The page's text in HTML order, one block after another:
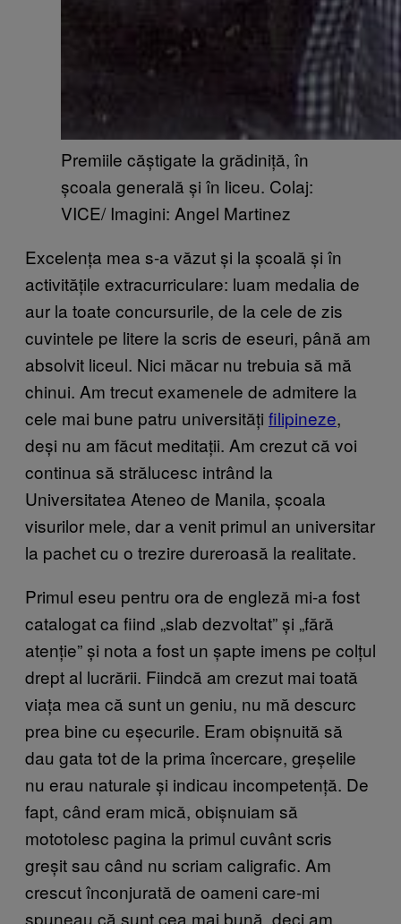
Premiile căștigate la grădiniță, în
școala generală și în liceu. Colaj:
VICE/ Imagini: Angel Martinez
Excelența mea s-a văzut și la școală și în
activitățile extracurriculare: luam medalia de
aur la toate concursurile, de la cele de zis
cuvintele pe litere la scris de eseuri, până am
absolvit liceul. Nici măcar nu trebuia să mă
chinui. Am trecut examenele de admitere la
cele mai bune patru universități filipineze,
deși nu am făcut meditații. Am crezut că voi
continua să strălucesc intrând la
Universitatea Ateneo de Manila, școala
visurilor mele, dar a venit primul an universitar
la pachet cu o trezire dureroasă la realitate.
Primul eseu pentru ora de engleză mi-a fost
catalogat ca fiind „slab dezvoltat” și „fără
atenție” și nota a fost un șapte imens pe colțul
drept al lucrării. Fiindcă am crezut mai toată
viața mea că sunt un geniu, nu mă descurc
prea bine cu eșecurile. Eram obișnuită să
dau gata tot de la prima încercare, greșelile
nu erau naturale și indicau incompetență. De
fapt, când eram mică, obișnuiam să
mototolesc pagina la primul cuvânt scris
greșit sau când nu scriam caligrafic. Am
crescut înconjurată de oameni care-mi
spuneau că sunt cea mai bună, deci am